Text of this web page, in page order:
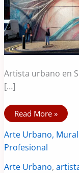
Artista urbano en
[…]
Artista
Sitges
Read More »
Arte Urbano,
Profesional
Arte Urbano,